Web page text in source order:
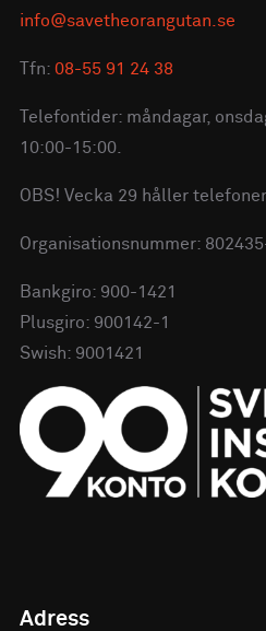
info@savetheorangutan.se
Tfn: 08-55 91 24 38
Telefontider: måndagar,
10:00-15:00.
OBS! Vecka 29 håller
Organisationsnummer:
Bankgiro: 900-1421
Plusgiro: 900142-1
Swish: 9001421
Adress